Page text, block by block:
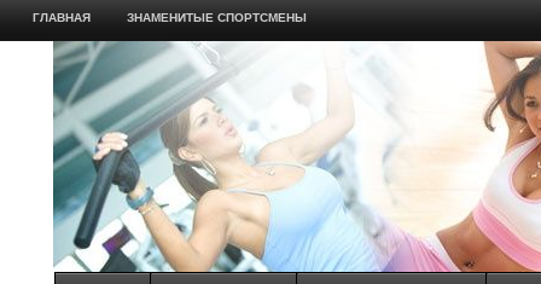
ГЛАВНАЯ ЗНАМЕНИТЫЕ СПОРТСМЕНЫ